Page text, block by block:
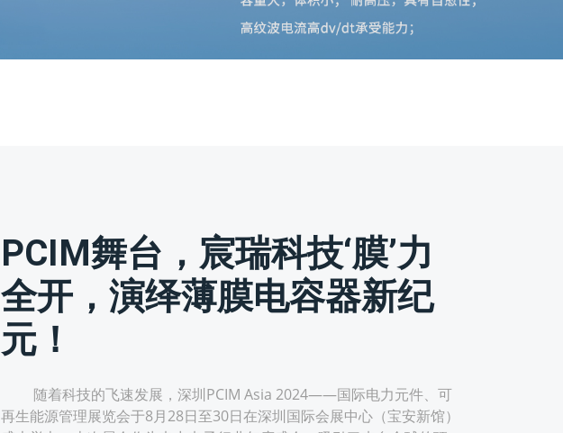
PCIM舞台，宸瑞科技‘膜’力
全开，演绎薄膜电容器新纪
元！
随着科技的飞速发展，深圳PCIM Asia 2024——国际电力元件、可
再生能源管理展览会于8月28日至30日在深圳国际会展中心（宝安新馆）